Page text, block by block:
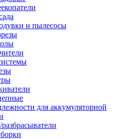
и пылесосы
для аккумуляторной